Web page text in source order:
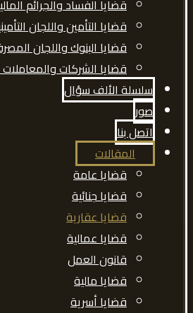
قضايا الفساد والجرائم
قضايا التأمين واللجان
قضايا البنوك واللجان
قضايا الشركات والمعاملات
سلسلة الألف سؤال
صور
اتصل بنا
المقالات
قضايا عامة
قضايا جنائية
قضايا عقارية
قضايا عمالية
قانون العمل
قضايا مالية
قضايا أسرية